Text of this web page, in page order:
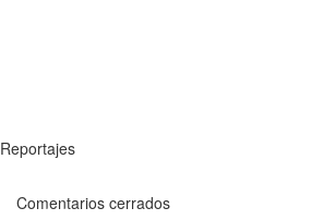
Reportajes
Comentarios cerrados